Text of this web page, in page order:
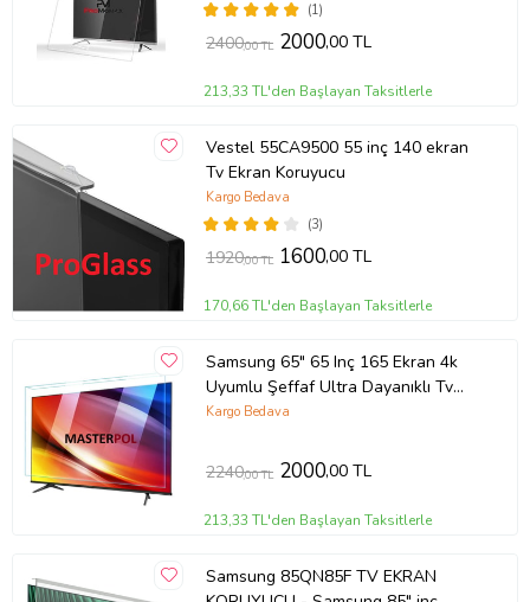
(1)
2400,00 TL 2000,00 TL
213,33 TL'den Başlayan Taksitlerle
Vestel 55CA9500 55 inç 140 ekran
Tv Ekran Koruyucu
(3)
Kargo Bedava
1920,00 TL 1600,00 TL
170,66 TL'den Başlayan Taksitlerle
Samsung 65" 65 Inç 165 Ekran 4k
Uyumlu Şeffaf Ultra Dayanıklı Tv
Ekran KORUYUCU
Kargo Bedava
2240,00 TL 2000,00 TL
213,33 TL'den Başlayan Taksitlerle
Samsung 85QN85F TV EKRAN